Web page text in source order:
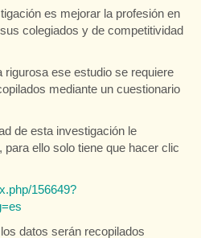
es mejorar la profesión en
colegiados y de competitividad
rigurosa ese estudio se requiere
mediante un cuestionario
de esta investigación le
ello solo tiene que hacer clic
156649?
datos serán recopilados